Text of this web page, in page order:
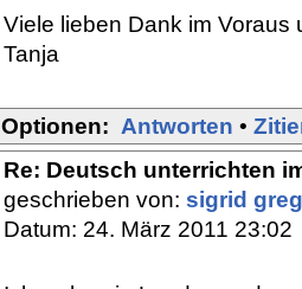
Viele lieben Dank im Voraus
Tanja
Optionen: Antworten •
Re: Deutsch unterrichten
geschrieben von: sigrid
Datum: 24. März 2011 23:02